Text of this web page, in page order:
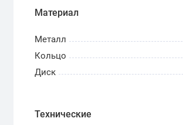
Материал
Металл
Кольцо
Диск
Технические